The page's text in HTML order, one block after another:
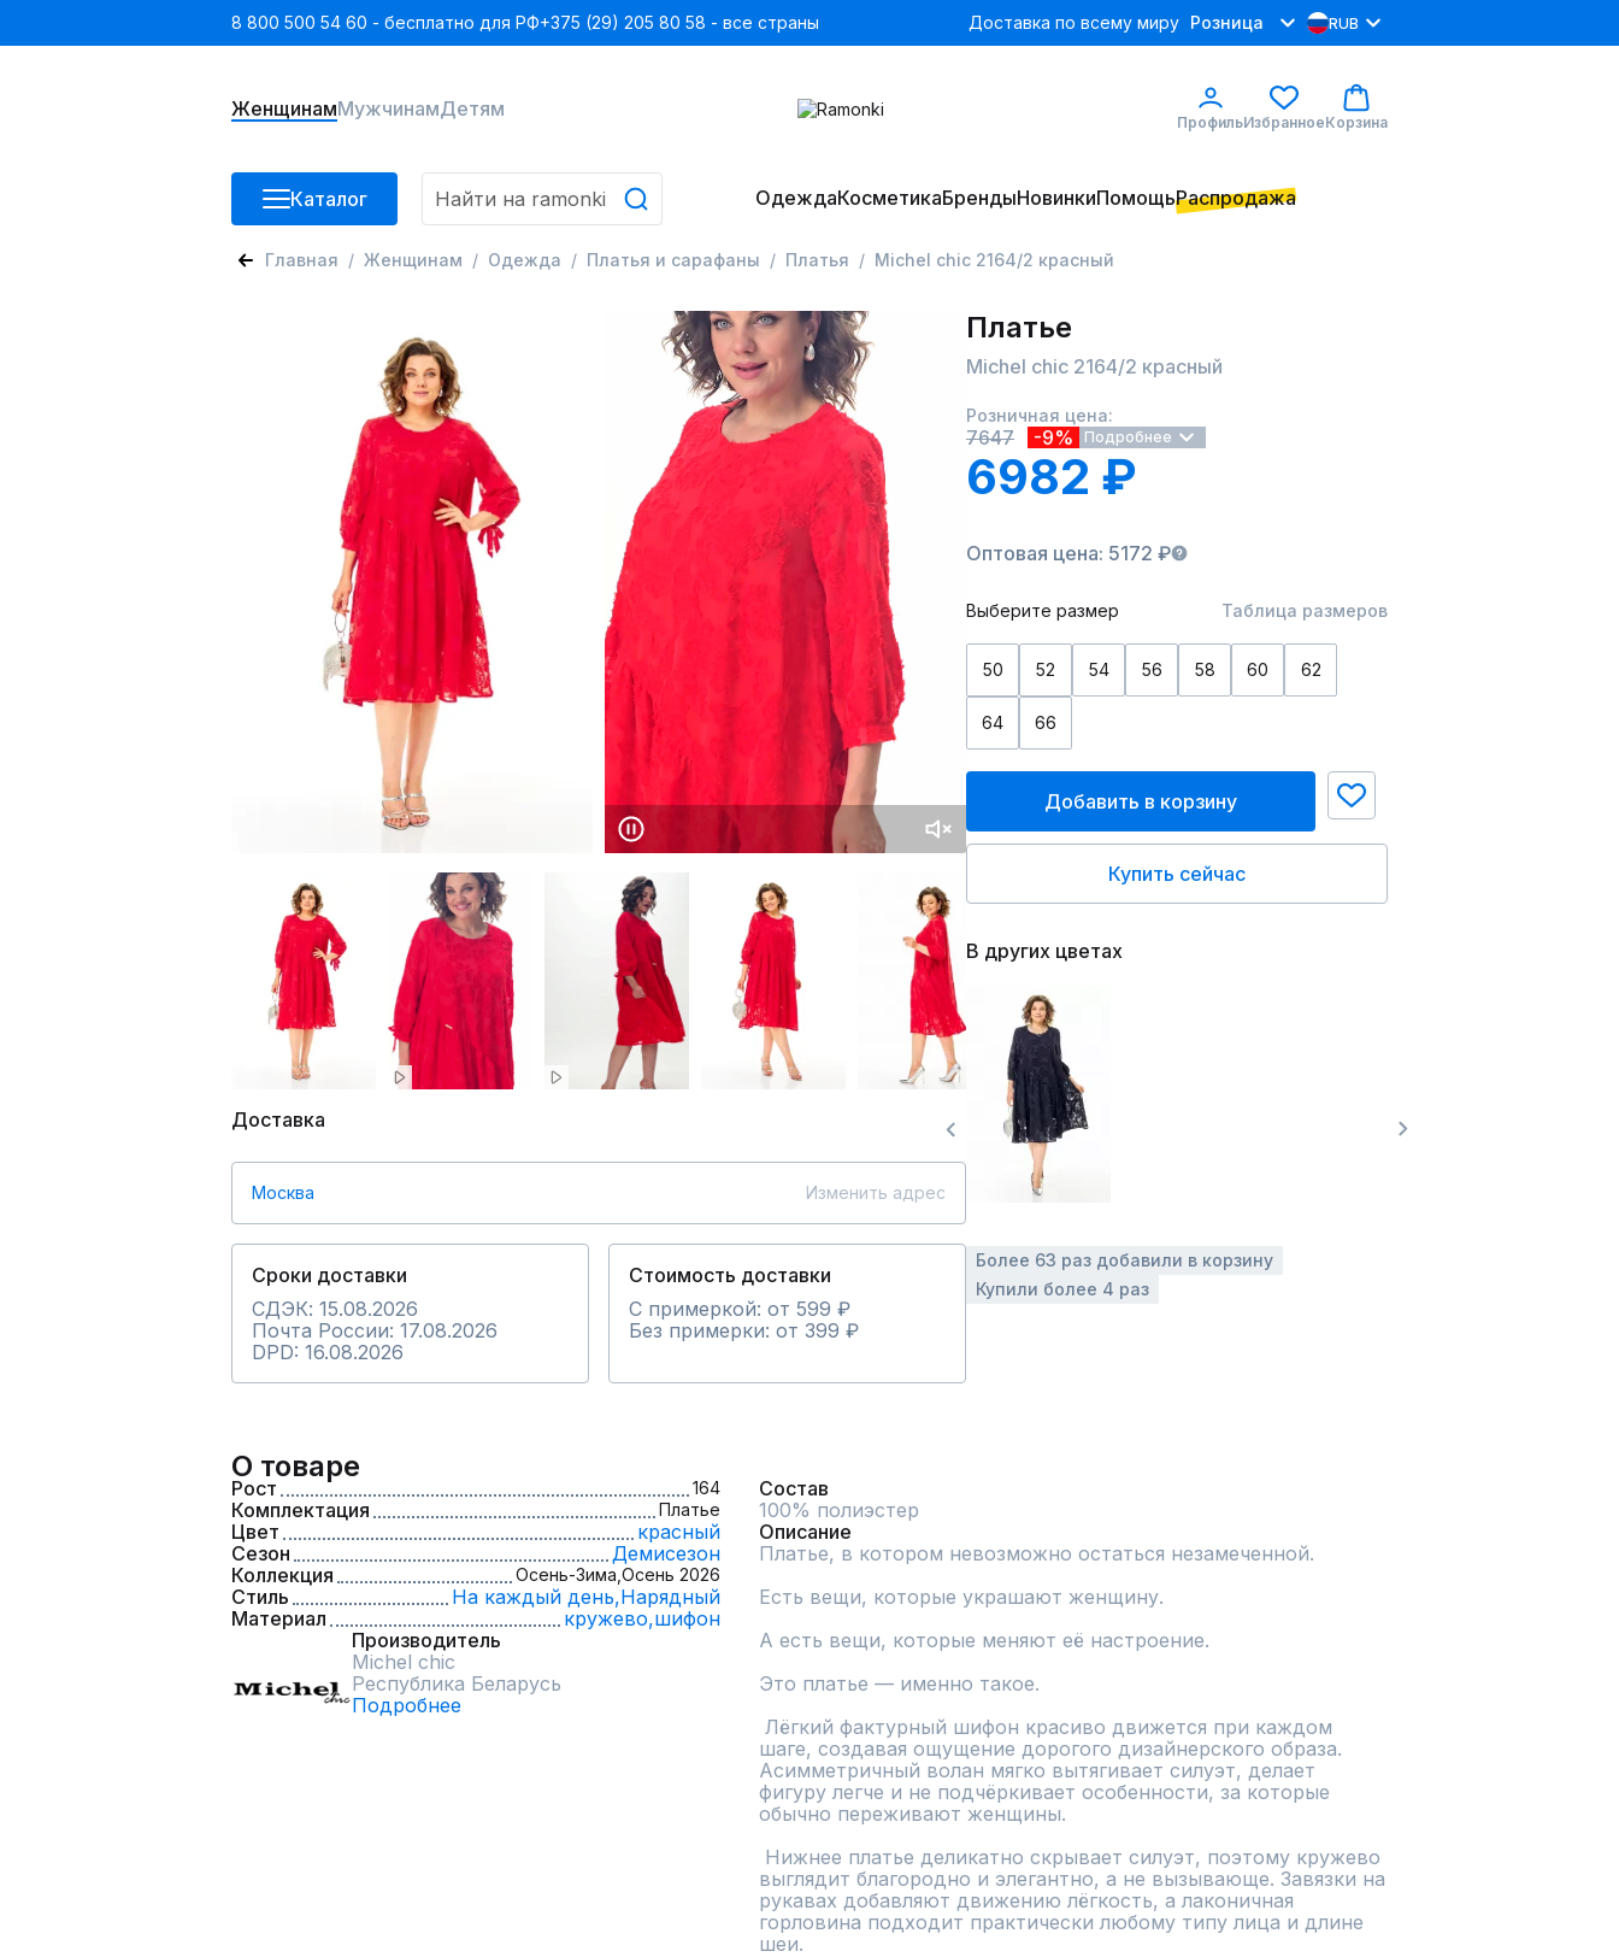
8 800 500 54 60 - бесплатно для РФ+375 (29) 205 80 58 - все страны Доставка по всему миру Розница RUB
ЖенщинамМужчинамДетям
ПрофильИзбранноеКорзина
Каталог ОдеждаКосметикаБрендыНовинкиПомощьРаспродажа
Главная Женщинам Одежда Платья и сарафаны Платья Michel chic 2164/2 красный
Доставка
Москва Изменить адрес
Сроки доставки
СДЭК: 15.08.2026
Почта России: 17.08.2026
DPD: 16.08.2026
Стоимость доставки
С примеркой: от 599 ₽
Без примерки: от 399 ₽
Платье
Michel chic 2164/2 красный
Розничная цена:
7647 -9% Подробнее
6982 ₽
Оптовая цена: 5172 ₽
Выберите размер Таблица размеров
50 52 54 56 58 60 62
64 66
Добавить в корзину
Купить сейчас
В других цветах
Более 63 раз добавили в корзину
Купили более 4 раз
О товаре
Рост 164
Комплектация Платье
Цвет
красный
Сезон
Демисезон
Коллекция
Осень-Зима, Осень 2026
Стиль На каждый день,Нарядный
Материал
кружево,шифон
Производитель
Michel chic
Республика Беларусь
Подробнее
Состав
Описание
Платье, в котором невозможно остаться незамеченной.
Есть вещи, которые украшают женщину.
А есть вещи, которые меняют её настроение.
Это платье — именно такое.
шаге, создавая ощущение дорогого дизайнерского образа.
Асимметричный волан мягко вытягивает силуэт, делает
фигуру легче и не подчёркивает особенности, за которые
обычно переживают женщины.
выглядит благородно и элегантно, а не вызывающе. Завязки на
рукавах добавляют движению лёгкость, а лаконичная
горловина подходит практически любому типу лица и длине
шеи.